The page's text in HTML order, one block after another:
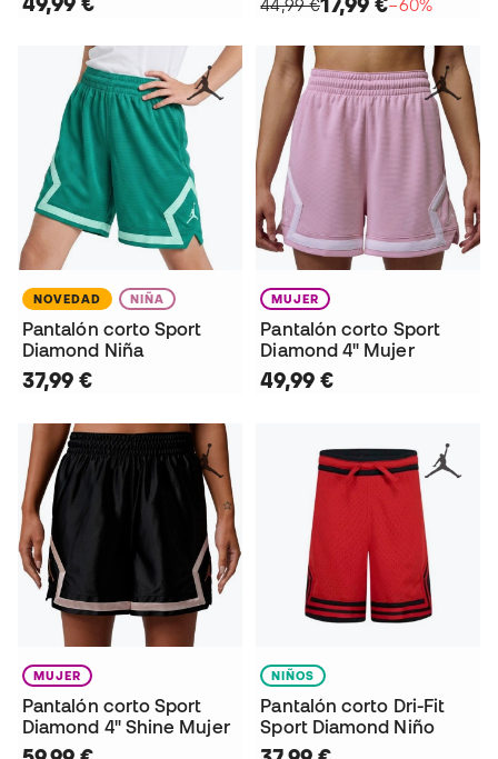
44,99 € −60%
NOVEDAD NIÑA
Pantalón corto Sport
Diamond Niña
37,99 €
MUJER
Pantalón corto Sport
Diamond 4" Mujer
49,99 €
MUJER
Pantalón corto Sport
Diamond 4" Shine Mujer
NIÑOS
Pantalón corto Dri-Fit
Sport Diamond Niño